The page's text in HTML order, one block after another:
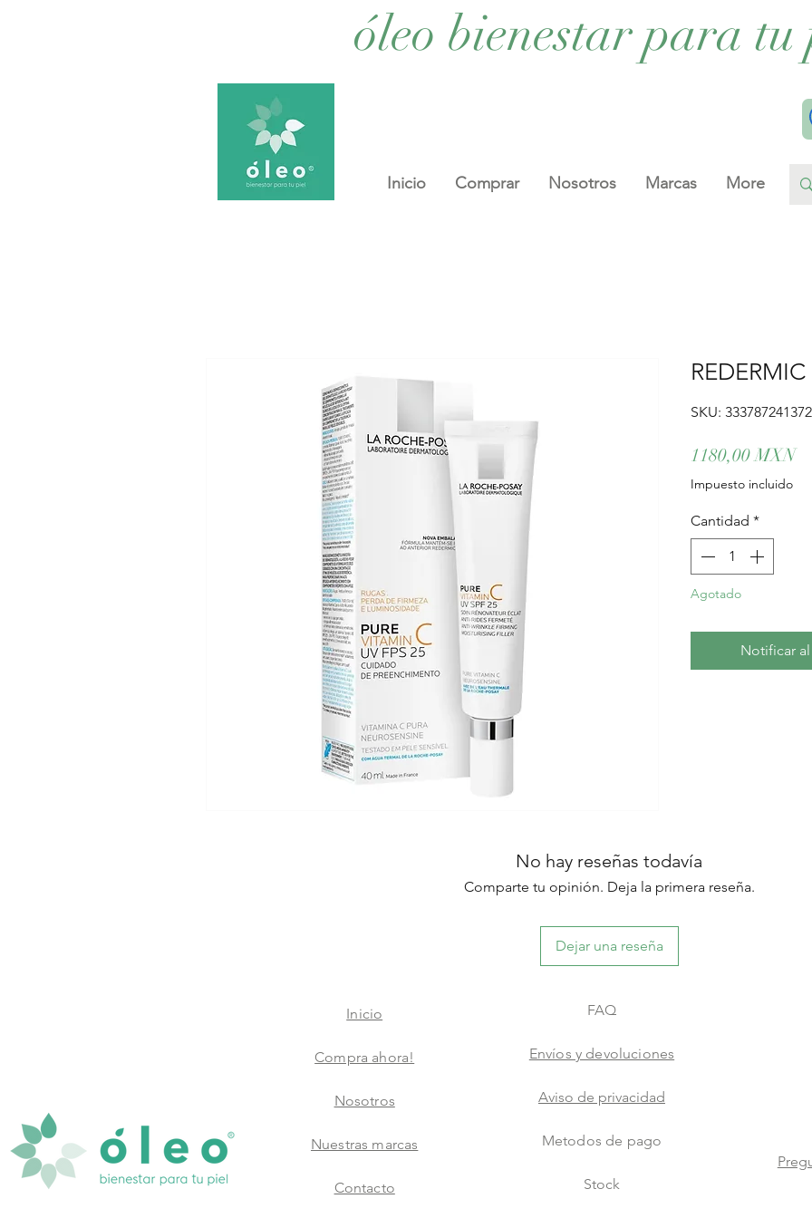
óleo bienestar para tu
Inicio Comprar Nosotros Marcas More
SKU:
1180,00 MXN
Impuesto incluido
Cantidad *
Agotado
Notificar
No hay reseñas todavía
Comparte tu opinión. Deja la primera reseña.
Dejar una reseña
Inicio
Compra ahora!
Nosotros
Nuestras marcas
Contacto
FAQ
Envíos y devoluciones
Aviso de privacidad
Metodos de pago
Stock